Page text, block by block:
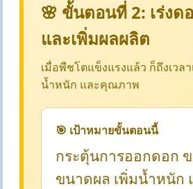
🌸 ขั้นตอนที่ 2: เร่งด
และเพิ่มผลผลิต
เมื่อพืชโตแข็งแรงแล้ว ก็ถึงเวล
น้ำหนัก และคุณภาพ
🎯 เป้าหมายขั้นตอนนี้
กระตุ้นการออกดอก
ขนาดผล เพิ่มน้ำหนัก